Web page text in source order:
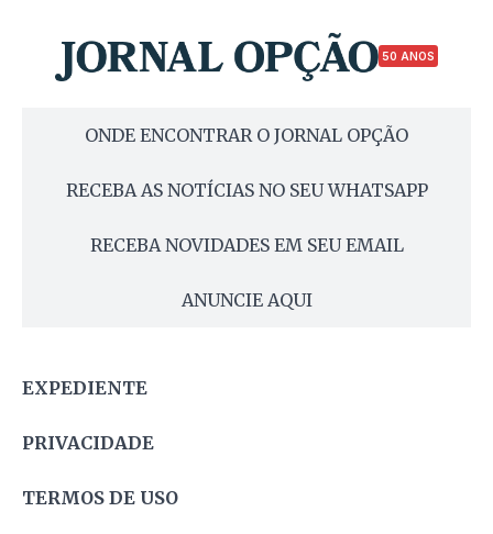
50 ANOS
ONDE ENCONTRAR O JORNAL OPÇÃO
RECEBA AS NOTÍCIAS NO SEU WHATSAPP
RECEBA NOVIDADES EM SEU EMAIL
ANUNCIE AQUI
EXPEDIENTE
PRIVACIDADE
TERMOS DE USO